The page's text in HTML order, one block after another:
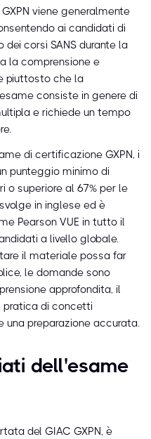
viene generalmente
ai candidati di
corsi SANS durante la
la comprensione e
piuttosto che la
consiste in genere di
e richiede un tempo
di certificazione GXPN, i
punteggio minimo di
o superiore al 67% per le
in inglese ed è
Pearson VUE in tutto il
a livello globale.
il materiale possa far
le domande sono
approfondita, il
pratica di concetti
una preparazione accurata.
dell'esame
del GIAC GXPN, è